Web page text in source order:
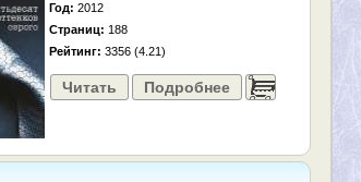
Год: 2012
Страниц: 188
Рейтинг: 3356 (4.21)
Читать Подробнее ......